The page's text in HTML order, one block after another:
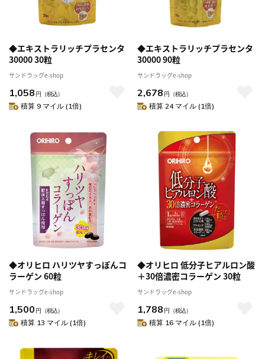
◆エキストラリッチプラセンタ
30000 30粒
サンドラッグe-shop
1,058 円 （税込）
積算 9 マイル (1倍)
◆エキストラリッチプラセンタ
30000 90粒
サンドラッグe-shop
2,678 円 （税込）
積算 24 マイル (1倍)
◆オリヒロ ハリツヤすっぽんコ
ラーゲン 60粒
サンドラッグe-shop
1,500 円 （税込）
積算 13 マイル (1倍)
◆オリヒロ 低分子ヒアルロン酸
＋30倍濃密コラーゲン 30粒
サンドラッグe-shop
1,788 円 （税込）
積算 16 マイル (1倍)